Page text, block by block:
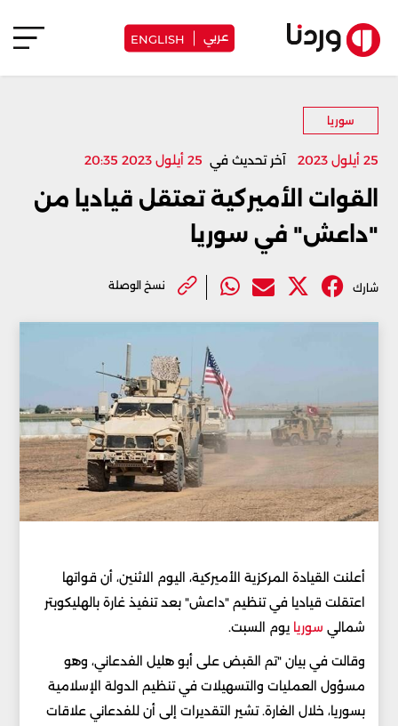
عربي ENGLISH
سوريا
25 أيلول 2023 آخر تحديث في 25 أيلول 2023 20:35
القوات الأميركية تعتقل قياديا من
"داعش" في سوريا
شارك نسخ الوصلة
أعلنت القيادة المركزية الأميركية، اليوم الاثنين، أن قواتها
اعتقلت قياديا في تنظيم "داعش" بعد تنفيذ غارة بالهليكوبتر
شمالي سوريايوم السبت.
وقالت في بيان "تم القبض على أبو هليل الفدعاني، وهو
مسؤول العمليات والتسهيلات في تنظيم الدولة الإسلامية
بسوريا، خلال الغارة. تشير التقديرات إلى أن للفدعاني علاقات